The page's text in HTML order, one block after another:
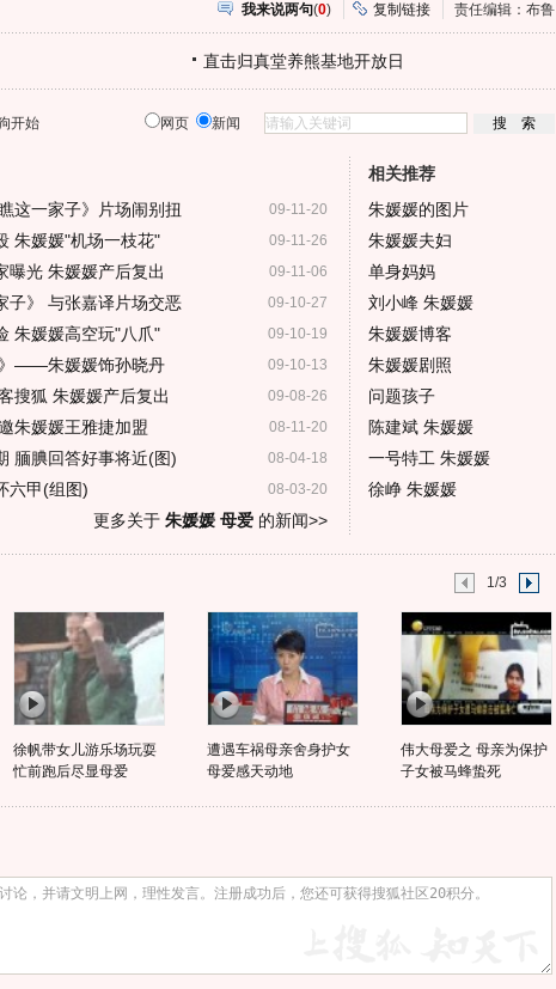
我来说两句(0) 复制链接 责任编辑：布鲁
直击归真堂养熊基地开放日
开始 网页 新闻
09-11-20
这一家子》片场闹别扭
09-11-26
朱媛媛"机场一枝花"
09-11-06
曝光 朱媛媛产后复出
09-10-27
子》 与张嘉译片场交恶
09-10-19
朱媛媛高空玩"八爪"
09-10-13
——朱媛媛饰孙晓丹
09-08-26
搜狐 朱媛媛产后复出
08-11-20
朱媛媛王雅捷加盟
08-04-18
腼腆回答好事将近(图)
08-03-20
六甲(组图)
更多关于 朱媛媛 母爱的新闻>>
相关推荐
朱媛媛的图片
朱媛媛夫妇
单身妈妈
刘小峰 朱媛媛
朱媛媛博客
朱媛媛剧照
问题孩子
陈建斌 朱媛媛
一号特工 朱媛媛
徐峥 朱媛媛
1/3
徐帆带女儿游乐场玩耍
忙前跑后尽显母爱
遭遇车祸母亲舍身护女
母爱感天动地
伟大母爱之 母亲为保护
子女被马蜂蛰死